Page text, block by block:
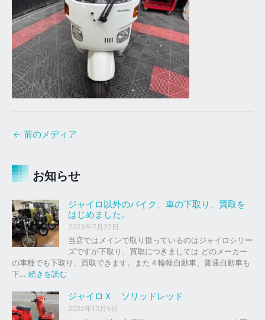
← 前のメディア
お知らせ
ジャイロ以外のバイク、車の下取り、買取を
はじめました。
2023年7月22日
当店ではメインで取り扱っているのはジャイロシリー
ズですが下取り、買取につきましては どのメーカー
の車種でも下取り、買取できます。また４輪軽自動車、普通自動車も
下… 続きを読む
ャ
イ
ジャイロＸ ソリッドレッド
2022年10月5日